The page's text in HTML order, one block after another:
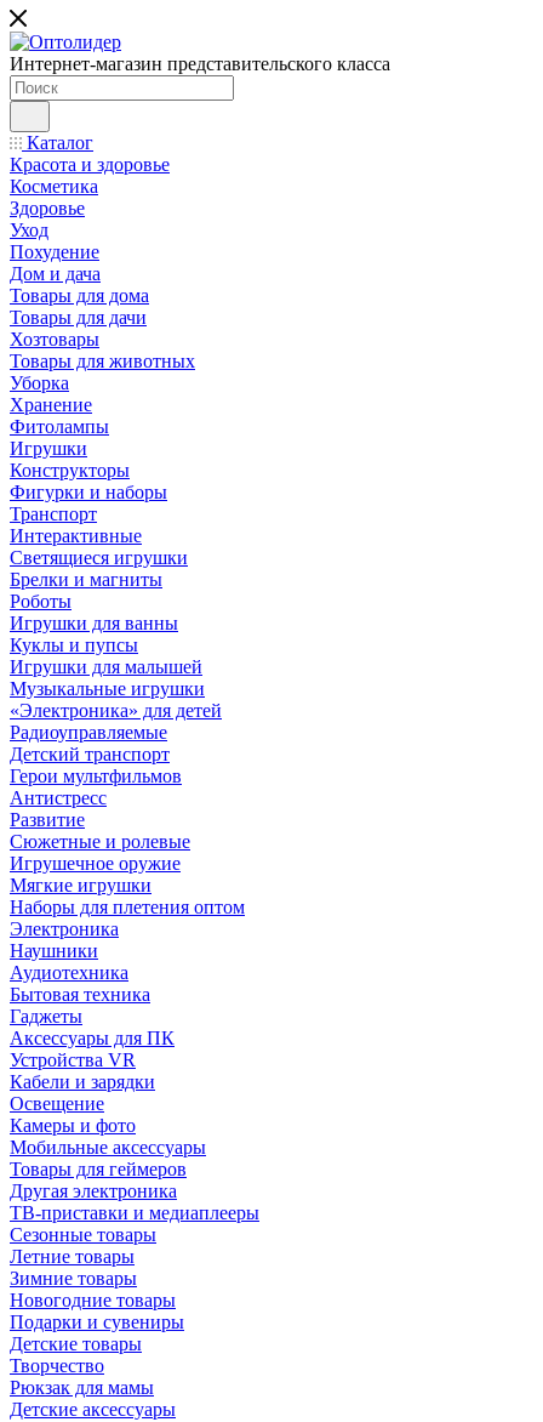
Интернет-магазин представительского класса
Каталог
Красота и здоровье
Косметика
Здоровье
Уход
Похудение
Дом и дача
Товары для дома
Товары для дачи
Хозтовары
Товары для животных
Уборка
Хранение
Фитолампы
Игрушки
Конструкторы
Фигурки и наборы
Транспорт
Интерактивные
Светящиеся игрушки
Брелки и магниты
Роботы
Игрушки для ванны
Куклы и пупсы
Игрушки для малышей
Музыкальные игрушки
«Электроника» для детей
Радиоуправляемые
Детский транспорт
Герои мультфильмов
Антистресс
Развитие
Сюжетные и ролевые
Игрушечное оружие
Мягкие игрушки
Наборы для плетения оптом
Электроника
Наушники
Аудиотехника
Бытовая техника
Гаджеты
Аксессуары для ПК
Устройства VR
Кабели и зарядки
Освещение
Камеры и фото
Мобильные аксессуары
Товары для геймеров
Другая электроника
ТВ-приставки и медиаплееры
Сезонные товары
Летние товары
Зимние товары
Новогодние товары
Подарки и сувениры
Детские товары
Творчество
Рюкзак для мамы
Детские аксессуары